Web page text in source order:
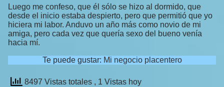
Luego me confeso, que él sólo se hizo al dormido, que
desde el inicio estaba despierto, pero que permitió que yo
hiciera mi labor. Anduvo un año más como novio de mi
amiga, pero cada vez que quería sexo del bueno venía
hacia mí.
Te puede gustar: Mi negocio placentero
8497 Vistas totales , 1 Vistas hoy